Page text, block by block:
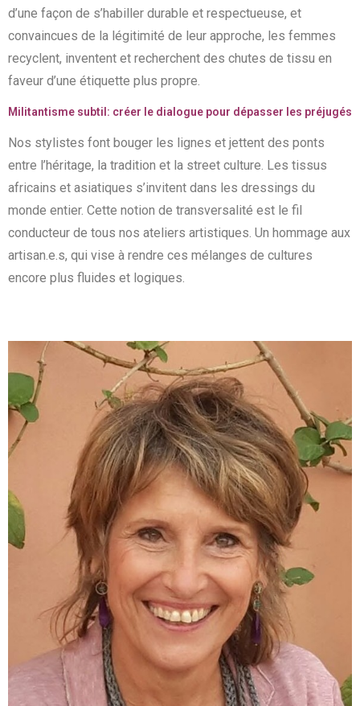
d’une façon de s’habiller durable et respectueuse, et
convaincues de la légitimité de leur approche, les femmes
recyclent, inventent et recherchent des chutes de tissu en
faveur d’une étiquette plus propre.
Militantisme subtil: créer le dialogue pour dépasser les préjugés
Nos stylistes font bouger les lignes et jettent des ponts
entre l’héritage, la tradition et la street culture. Les tissus
africains et asiatiques s’invitent dans les dressings du
monde entier. Cette notion de transversalité est le fil
conducteur de tous nos ateliers artistiques. Un hommage aux
artisan.e.s, qui vise à rendre ces mélanges de cultures
encore plus fluides et logiques.